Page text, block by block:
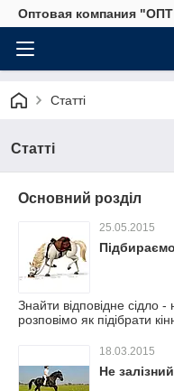
Оптовая компания "ОПТ
Статті
Статті
Основний розділ
25.05.2015
Знайти відповідне сідло
розповімо як підібрати
18.03.2015
Не